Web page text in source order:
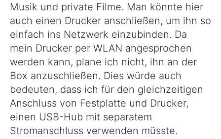
Musik und private Filme. Man könnte hier
auch einen Drucker anschließen, um ihn so
einfach ins Netzwerk einzubinden. Da
mein Drucker per WLAN angesprochen
werden kann, plane ich nicht, ihn an der
Box anzuschließen. Dies würde auch
bedeuten, dass ich für den gleichzeitigen
Anschluss von Festplatte und Drucker,
einen USB-Hub mit separatem
Stromanschluss verwenden müsste.